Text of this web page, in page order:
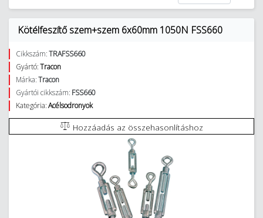
Kötélfeszítő szem+szem 6x60mm 1050N FSS660
Cikkszám:TRAFSS660
Gyártó:Tracon
Márka:Tracon
Gyártói cikkszám: FSS660
Kategória:Acélsodronyok
Hozzáadás az összehasonlításhoz